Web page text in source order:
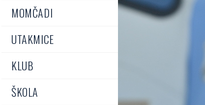
MOMČADI
UTAKMICE
KLUB
ŠKOLA